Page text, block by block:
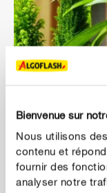
Bienvenue sur
Nous utilisons
contenu et
fournir des
analyser notre
2 Retirez
Sortez la plante